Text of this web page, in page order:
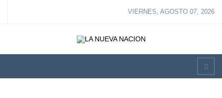
VIERNES, AGOSTO 07, 2026